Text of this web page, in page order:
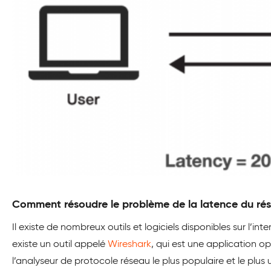
Comment résoudre le problème de la latence du
Il existe de nombreux outils et logiciels disponibles sur
existe un outil appelé Wireshark, qui est une application
l’analyseur de protocole réseau le plus populaire et le plus